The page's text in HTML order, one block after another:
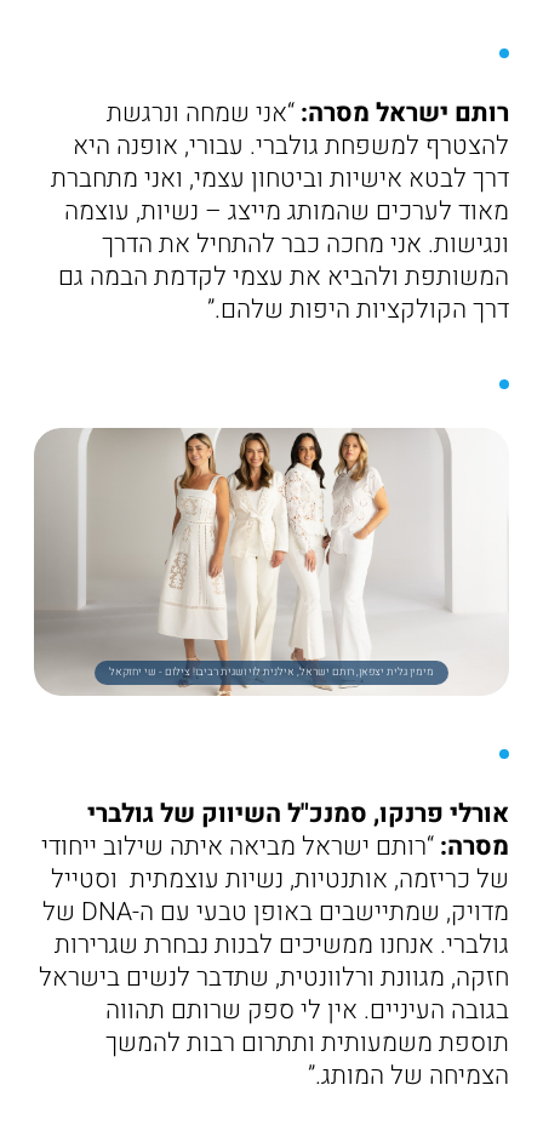
רותם ישראל מסרה:“אני שמחה ונרגשת
להצטרף למשפחת גולברי. עבורי, אופנה היא
דרך לבטא אישיות וביטחון עצמי, ואני מתחברת
מאוד לערכים שהמותג מייצג – נשיות, עוצמה
ונגישות. אני מחכה כבר להתחיל את הדרך
המשותפת ולהביא את עצמי לקדמת הבמה גם
דרך הקולקציות היפות שלהם.”
מימין גלית יצפאן, רותם ישראל, אילנית לוי ושגית רביבו! צילום - שי יחזקאל
אורלי פרנקו, סמנכ"ל השיווק של גולברי
מסרה:“רותם ישראל מביאה איתה שילוב ייחודי
של כריזמה, אותנטיות, נשיות עוצמתית וסטייל
מדויק, שמתיישבים באופן טבעי עם ה-DNA של
גולברי. אנחנו ממשיכים לבנות נבחרת שגרירות
חזקה, מגוונת ורלוונטית, שתדבר לנשים בישראל
בגובה העיניים. אין לי ספק שרותם תהווה
תוספת משמעותית ותתרום רבות להמשך
הצמיחה של המותג.”